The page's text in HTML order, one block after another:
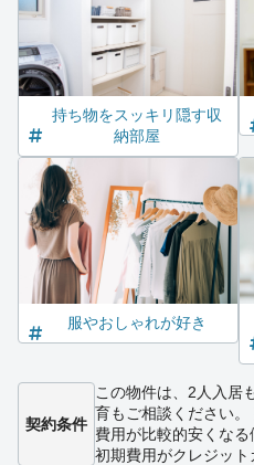
持ち物をスッキリ隠す収
納部屋
服やおしゃれが好き
契約条件
この物件は、2人入居
育もご相談ください
費用が比較的安くなる
初期費用がクレジット